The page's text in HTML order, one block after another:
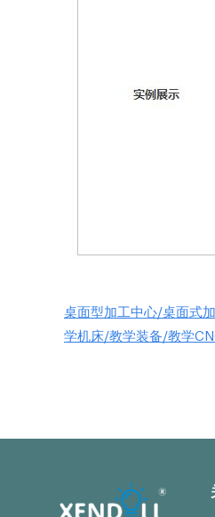
桌面型加工中心/桌面式
学机床/教学装备/教学